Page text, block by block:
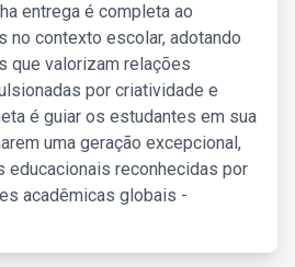
entrega é completa ao
no contexto escolar, adotando
que valorizam relações
por criatividade e
é guiar os estudantes em sua
uma geração excepcional,
educacionais reconhecidas por
acadêmicas globais -